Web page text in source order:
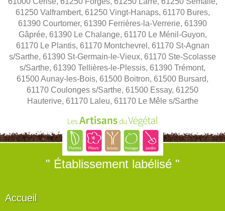
61250 Valframbert, 61250 Vingt-Hanaps, 61170 Bures,
61390 Courtomer, 61390 Ferrières-la-Verrerie, 61390
Gâprée, 61390 Le Chalange, 61170 Le Ménil-Guyon,
61170 Le Plantis, 61170 Montchevrel, 61170 St-Agnan
s/Sarthe, 61390 St-Germain-le-Vieux, 61170 Ste-Scolasse
s/Sarthe, 61390 Tellières-le-Plessis, 61390 Trémont,
61500 Aunay-les-Bois, 61500 Boitron, 61500 Bursard,
61170 Coulonges s/Sarthe, 61500 Essay, 61250
Hauterive, 61170 Laleu, 61170 Le Mêle s/Sarthe
" Établissement labélisé "
Accueil